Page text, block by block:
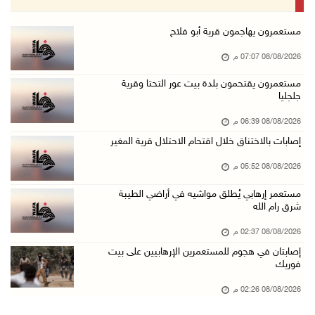
إصابتان في هجوم للمستعمرين الإرهابيين على بيت ...
08/آب/2026 02:26 م
08/آب/2026 02:11 م
عبوات المعلبات الفارغة لزراعة الأشتال في غزة
08/آب/2026 12:53 م
الفيضانات في ولاية آسام الهندية تودي بـ98 شخص ...
الاحتلال يتوغل في بلدة ميس الجبل جنوب لبنان و ...
08/آب/2026 12:39 م
سلطة المياه تطلق مشروعا وطنيا يقود التحول نحو ...
الإعصار "دولفين" يضرب أوكيناوا باليابان والصي ...
مستعمرون يهاجمون قرية أبو فلاح
08/08/2026 07:07 م
مستعمرون يقتحمون بلدة بيت عور التحتا وقرية
جلجليا
08/08/2026 06:39 م
إصابات بالاختناق خلال اقتحام الاحتلال قرية المغير
08/08/2026 05:52 م
مستعمر إرهابي يُطلق مواشيه في أراضي الطيبة
شرق رام الله
08/08/2026 02:37 م
إصابتان في هجوم للمستعمرين الإرهابيين على بيت
فوريك
08/08/2026 02:26 م